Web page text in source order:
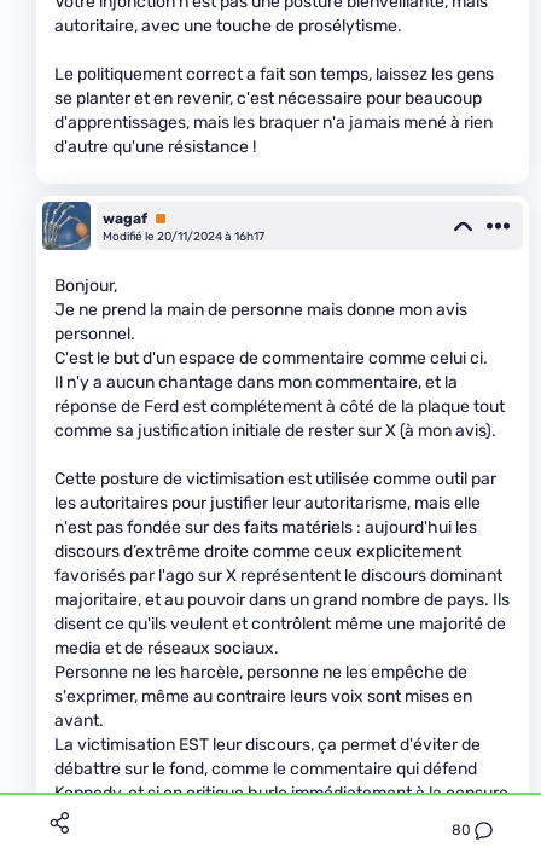
80
autoritaire, avec une touche de prosélytisme.
Le politiquement correct a fait son temps, laissez les gens
se planter et en revenir, c'est nécessaire pour beaucoup
d'apprentissages, mais les braquer n'a jamais mené à rien
d'autre qu'une résistance !
wagaf Premium
Modifié le 20/11/2024 à 16h17
Bonjour,
Je ne prend la main de personne mais donne mon avis
personnel.
C'est le but d'un espace de commentaire comme celui ci.
Il n'y a aucun chantage dans mon commentaire, et la
réponse de Ferd est complétement à côté de la plaque tout
comme sa justification initiale de rester sur X (à mon avis).
Cette posture de victimisation est utilisée comme outil par
les autoritaires pour justifier leur autoritarisme, mais elle
n'est pas fondée sur des faits matériels : aujourd'hui les
discours d’extrême droite comme ceux explicitement
favorisés par l'ago sur X représentent le discours dominant
majoritaire, et au pouvoir dans un grand nombre de pays. Ils
disent ce qu'ils veulent et contrôlent même une majorité de
media et de réseaux sociaux.
Personne ne les harcèle, personne ne les empêche de
s'exprimer, même au contraire leurs voix sont mises en
avant.
La victimisation EST leur discours, ça permet d'éviter de
débattre sur le fond, comme le commentaire qui défend
Kennedy, et si on critique hurle immédiatement à la censure
alors que le type va être nommé ministre de la santé après
avoir passé des décennies à propager ses conneries sans